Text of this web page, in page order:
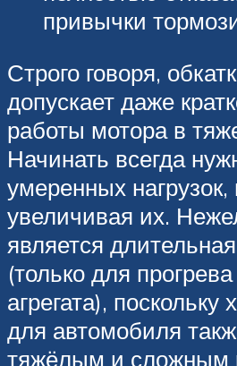
привычки
Строго говоря,
допускает даже
работы мотора в
Начинать всегда
умеренных нагрузок,
увеличивая их.
является
(только для
агрегата), поскольку
для автомобиля
тяжёлым и сложным